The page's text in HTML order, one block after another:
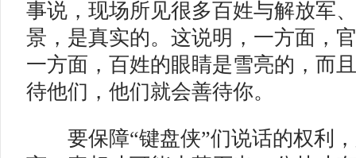
事说，现场所见很多百姓与解放军
景，是真实的。这说明，一方面，
一方面，百姓的眼睛是雪亮的，
待他们，他们就会善待你。
要保障“键盘侠”们说话的权利，